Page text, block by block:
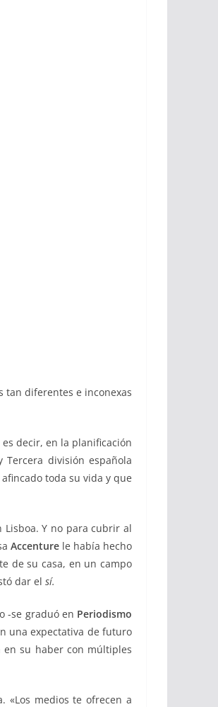
tan diferentes e inconexas
es decir, en la planificación
división española
toda su vida y que
Lisboa. Y no para cubrir al
Accenturele había hecho
de su casa, en un campo
dar el sí.
-se graduó en Periodismo
una expectativa de futuro
en su haber con múltiples
«Los medios te ofrecen a